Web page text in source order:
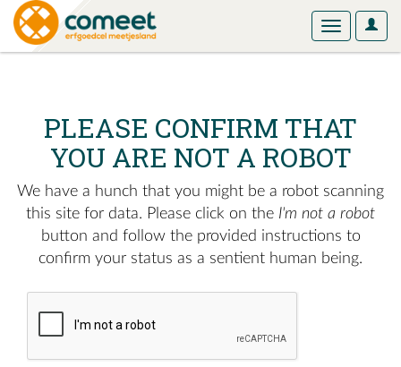
User
Toggle
PLEASE CONFIRM THAT
YOU ARE NOT A ROBOT
We have a hunch that you might be a robot scanning
this site for data. Please click on the I'm not a robot
button and follow the provided instructions to
confirm your status as a sentient human being.